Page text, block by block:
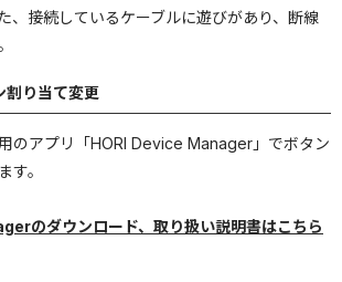
、接続しているケーブルに遊びがあり、断線
割り当て変更
のアプリ「HORI Device Manager」でボタン
す。
のダウンロード、取り扱い説明書はこちら